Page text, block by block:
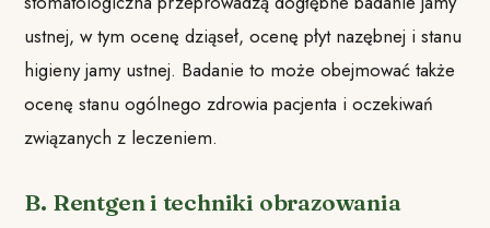
ustnej, w tym ocenę dziąseł, ocenę płyt nazębnej i stanu
higieny jamy ustnej. Badanie to może obejmować także
ocenę stanu ogólnego zdrowia pacjenta i oczekiwań
związanych z leczeniem.
B. Rentgen i techniki obrazowania